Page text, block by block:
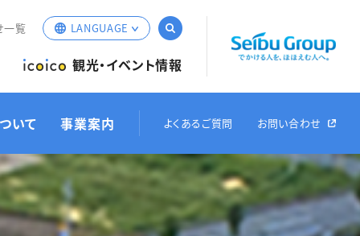
観光・イベント情報
一覧 LANGUAGE
English
한국어
いて 事業案内
・駐輪場運営 メガソーラー
よくあるご質問 お問い合わせ